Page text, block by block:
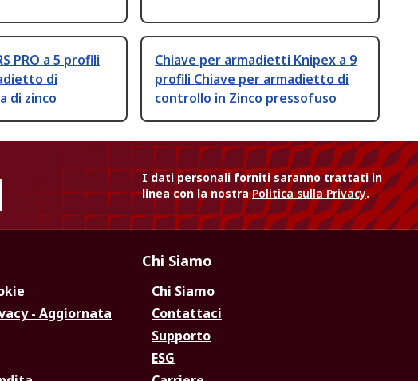
PRO a 5 profili
di
di zinco
Chiave per armadietti Knipex a 9
profili Chiave per armadietto di
controllo in Zinco pressofuso
I dati personali forniti saranno trattati in
linea con la nostraPolitica sulla Privacy.
- Aggiornata
Chi Siamo
Chi Siamo
Contattaci
Supporto
ESG